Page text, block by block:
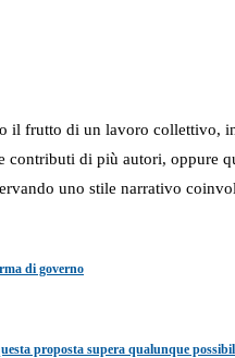
il frutto di un lavoro collettivo,
di più autori, oppure
uno stile narrativo
di governo
proposta supera qualunque